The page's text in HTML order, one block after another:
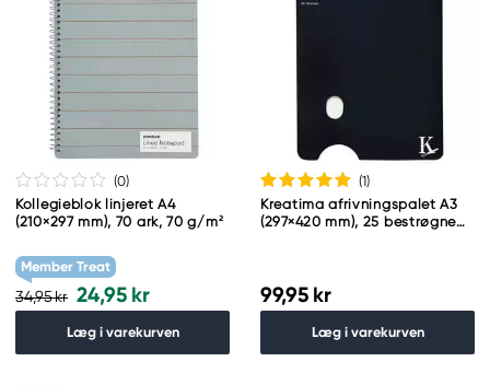
(0)
Kollegieblok linjeret A4
(210×297 mm), 70 ark, 70 g/m²
Member Treat
34,95 kr 24,95 kr
Læg i varekurven
(1)
Kreatima afrivningspalet A3
(297×420 mm), 25 bestrøgne
99,95 kr
Læg i varekurven